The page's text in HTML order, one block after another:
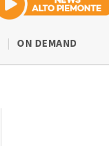
ON DEMAND